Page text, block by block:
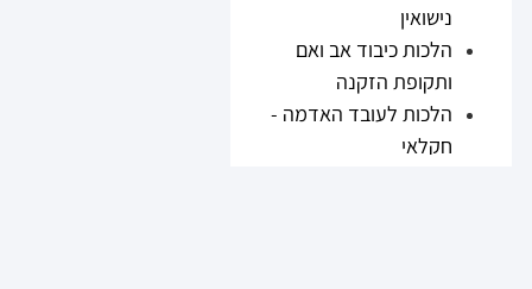
נישואין
הלכות כיבוד אב ואם
ותקופת הזקנה
הלכות לעובד האדמה -
חקלאי